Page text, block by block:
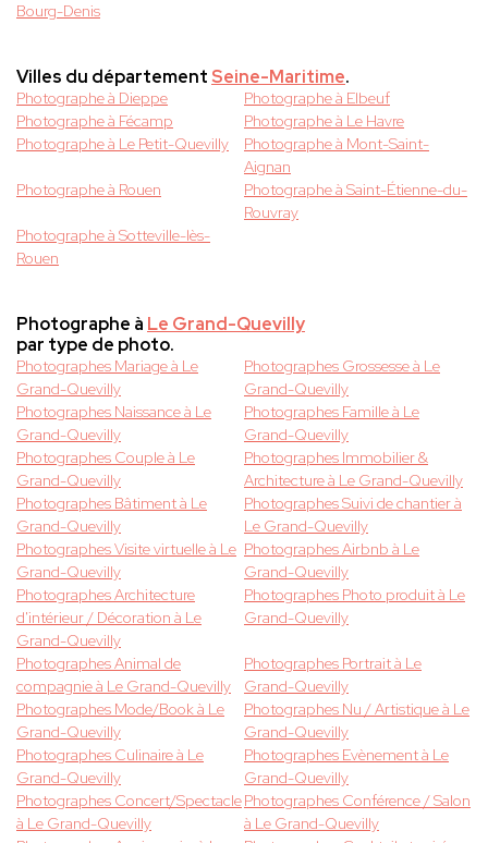
Bourg-Denis
Villes du département Seine-Maritime.
Photographe à Dieppe
Photographe à Elbeuf
Photographe à Fécamp
Photographe à Le Havre
Photographe à Le Petit-Quevilly
Photographe à Mont-Saint-
Aignan
Photographe à Rouen
Photographe à Saint-Étienne-du-
Rouvray
Photographe à Sotteville-lès-
Rouen
Photographe à Le Grand-Quevilly
par type de photo.
Photographes Mariage à Le
Grand-Quevilly
Photographes Grossesse à Le
Grand-Quevilly
Photographes Naissance à Le
Grand-Quevilly
Photographes Famille à Le
Grand-Quevilly
Photographes Couple à Le
Grand-Quevilly
Photographes Immobilier &
Architecture à Le Grand-Quevilly
Photographes Bâtiment à Le
Grand-Quevilly
Photographes Suivi de chantier à
Le Grand-Quevilly
Photographes Visite virtuelle à Le
Grand-Quevilly
Photographes Airbnb à Le
Grand-Quevilly
Photographes Architecture
d'intérieur / Décoration à Le
Grand-Quevilly
Photographes Photo produit à Le
Grand-Quevilly
Photographes Animal de
compagnie à Le Grand-Quevilly
Photographes Portrait à Le
Grand-Quevilly
Photographes Mode/Book à Le
Grand-Quevilly
Photographes Nu / Artistique à Le
Grand-Quevilly
Photographes Culinaire à Le
Grand-Quevilly
Photographes Evènement à Le
Grand-Quevilly
Photographes Concert/Spectacle
à Le Grand-Quevilly
Photographes Conférence / Salon
à Le Grand-Quevilly